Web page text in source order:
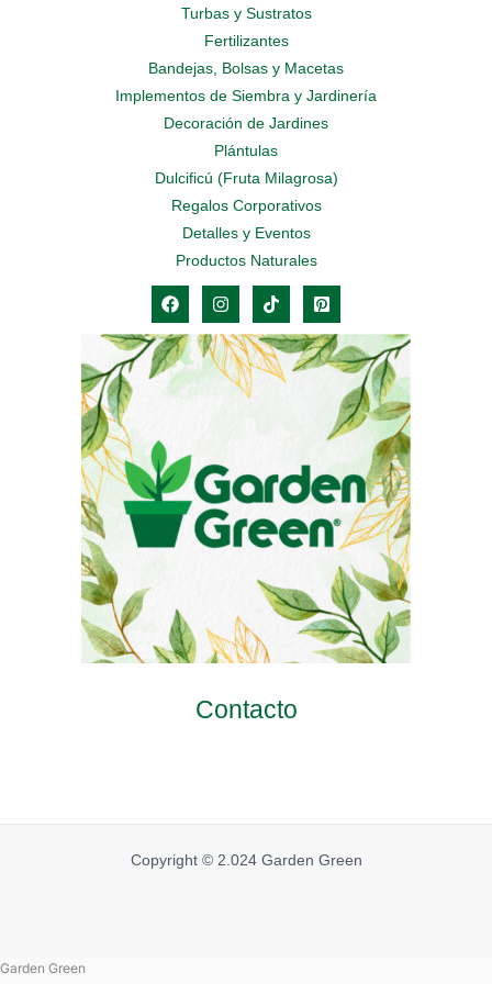
Turbas y Sustratos
Fertilizantes
Bandejas, Bolsas y Macetas
Implementos de Siembra y Jardinería
Decoración de Jardines
Plántulas
Dulcificú (Fruta Milagrosa)
Regalos Corporativos
Detalles y Eventos
Productos Naturales
Contacto
Copyright © 2.024 Garden Green
Garden Green